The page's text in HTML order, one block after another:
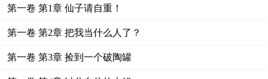
第一卷 第1章 仙子请自重！
第一卷 第2章 把我当什么人了？
第一卷 第3章 捡到一个破陶罐